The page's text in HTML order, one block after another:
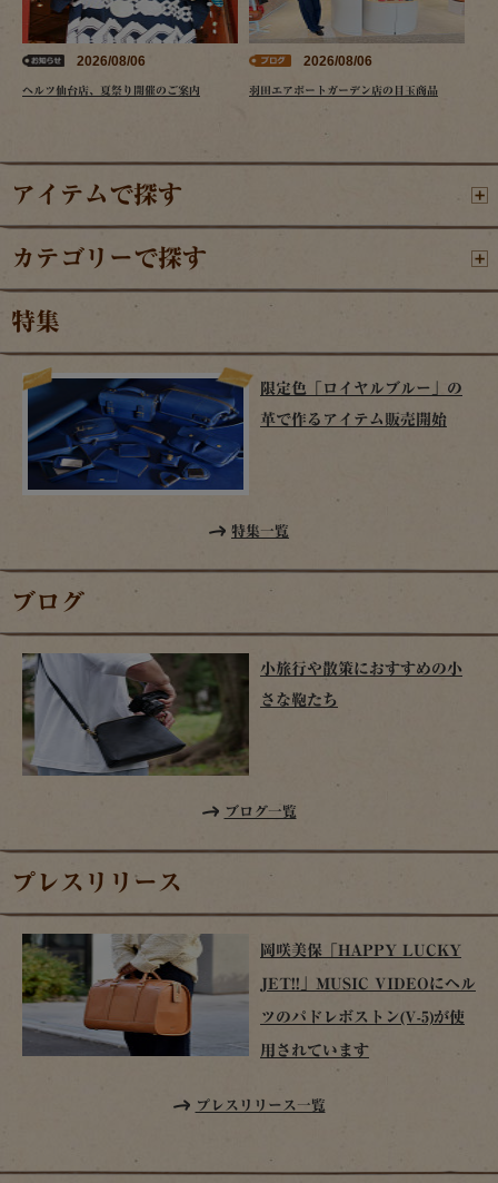
2026/08/06
ヘルツ仙台店、夏祭り開催のご案内
2026/08/06
羽田エアポートガーデン店の目玉商品
アイテムで探す
カテゴリーで探す
特集
限定色「ロイヤルブルー」の
革で作るアイテム販売開始
特集一覧
ブログ
小旅行や散策におすすめの小
さな鞄たち
ブログ一覧
プレスリリース
岡咲美保「HAPPY LUCKY
JET!!」MUSIC VIDEOにヘル
ツのパドレボストン(V-5)が使
用されています
プレスリリース一覧